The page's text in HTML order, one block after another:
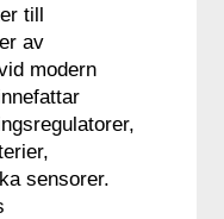
till
av
modern
sensorer.